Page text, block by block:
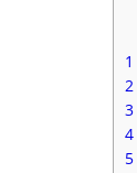
1
2
3
4
5